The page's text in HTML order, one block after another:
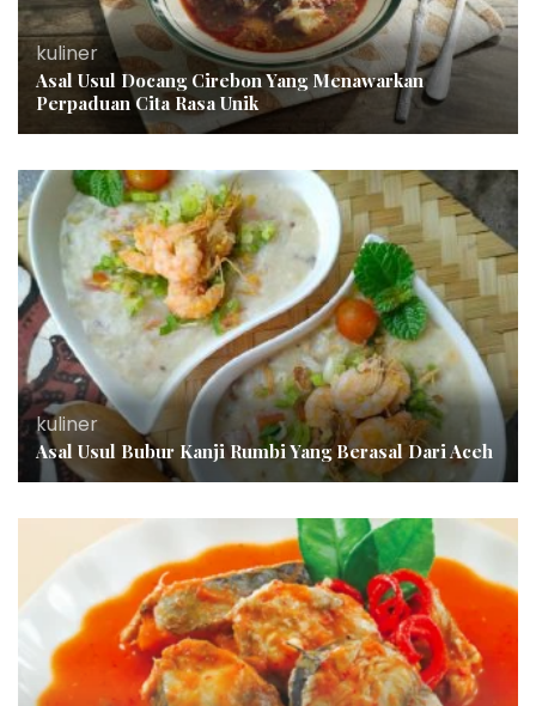
kuliner
Asal Usul Docang Cirebon Yang Menawarkan
Perpaduan Cita Rasa Unik
kuliner
Asal Usul Bubur Kanji Rumbi Yang Berasal Dari Aceh